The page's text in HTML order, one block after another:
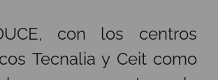
con los centros
Tecnalia y Ceit como